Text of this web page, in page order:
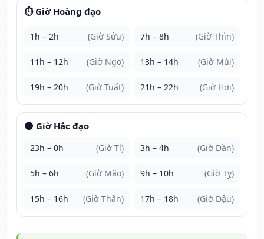
⏱️ Giờ Hoàng đạo
1h – 2h (Giờ Sửu) 7h – 8h (Giờ Thìn)
11h – 12h (Giờ Ngọ) 13h – 14h (Giờ Mùi)
19h – 20h (Giờ Tuất) 21h – 22h (Giờ Hợi)
🌑 Giờ Hắc đạo
23h – 0h (Giờ Tí) 3h – 4h (Giờ Dần)
5h – 6h (Giờ Mão) 9h – 10h (Giờ Tỵ)
15h – 16h (Giờ Thân) 17h – 18h (Giờ Dậu)